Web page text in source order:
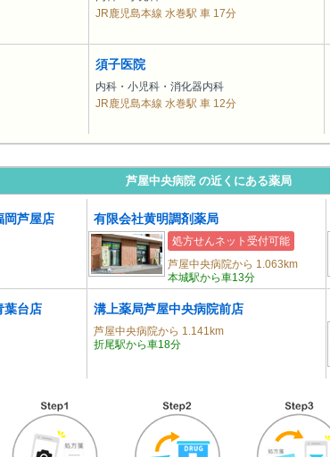
JR鹿児島本線 水巻駅 車 17分
須子医院
内科・小児科・消化器内科
JR鹿児島本線 水巻駅 車 12分
芦屋中央病院 の近くにある薬局
岡芦屋店 有限会社黄明調剤薬局
処方せんネット受付可能
芦屋中央病院から 1.063km
本城駅から車13分
葉台店 溝上薬局芦屋中央病院前店
芦屋中央病院から 1.141km
折尾駅から車18分